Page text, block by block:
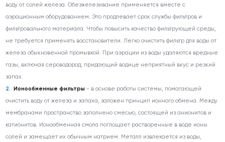
воду от солей железа. Обезжелезивание применяется вместе с
аэрационным оборудованием. Это продлевает срок службы фильтров и
фильтровального материала. Чтобы повысить качество фильтрующей среды,
не требуется применять восстановители. Легко очистить фильтр для воды от
железа обыкновенной промывкой. При аэрации из воды удаляются вредные
газы, включая сероводород, придающий водице неприятный вкус и резкий
запах.
Ионообменные фильтры - в основе работы системы, помогающей
очистить воду от железа и запаха, заложен принцип ионного обмена. Между
мембранами пространство заполнено смесью, состоящей из анионитов и
катионитов. Ионообменная смола поглощает растворенные в воде ионы
солей и замещает их обычным натрием. Металл извлекается из воды,